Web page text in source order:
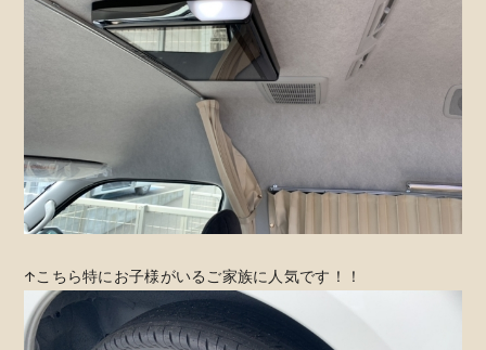
↑こちら特にお子様がいるご家族に人気です！！